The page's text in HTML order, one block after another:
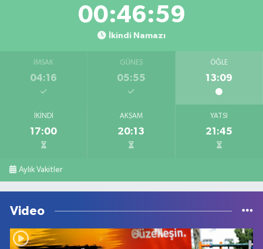
00:46:59
İkindi Namazı
İMSAK
04:16
GÜNEŞ
05:55
ÖĞLE
13:09
İKINDI
17:00
AKŞAM
20:13
YATSI
21:45
Aylık Vakitler
Video